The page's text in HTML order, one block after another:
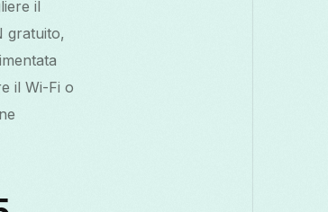
il
gratuito,
il Wi-Fi o